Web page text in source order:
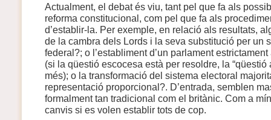
Actualment, el debat és viu, tant pel que fa als
reforma constitucional, com pel que fa als
d’establir-la. Per exemple, en relació als resultats,
de la cambra dels Lords i la seva substitució per un
federal?; o l’establiment d’un parlament
(si la qüestió escocesa està per resoldre, la “qüestió
més); o la transformació del sistema electoral
representació proporcional?. D’entrada, semblen
formalment tan tradicional com el britànic. Com a
canvis si es volen establir tots de cop.